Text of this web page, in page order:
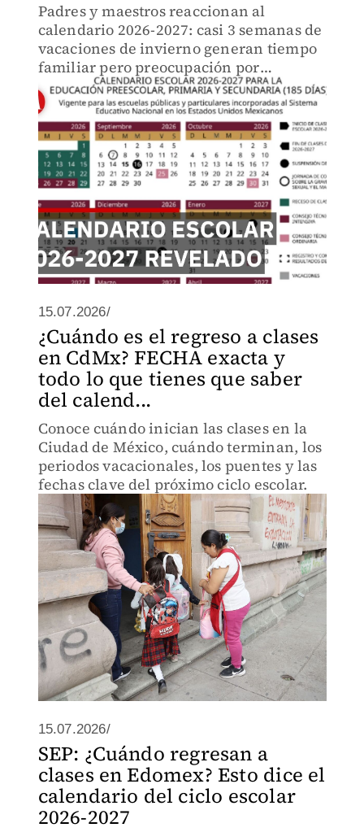
Padres y maestros reaccionan al
calendario 2026-2027: casi 3 semanas de
vacaciones de invierno generan tiempo
familiar pero preocupación por
continuidad educativa. Cómo esta
decisión afecta a millones de
estudiantes mexicanos y sus hogares
15.07.2026/
¿Cuándo es el regreso a clases
en CdMx? FECHA exacta y
todo lo que tienes que saber
del calend...
Conoce cuándo inician las clases en la
Ciudad de México, cuándo terminan, los
periodos vacacionales, los puentes y las
fechas clave del próximo ciclo escolar.
15.07.2026/
SEP: ¿Cuándo regresan a
clases en Edomex? Esto dice el
calendario del ciclo escolar
2026-2027